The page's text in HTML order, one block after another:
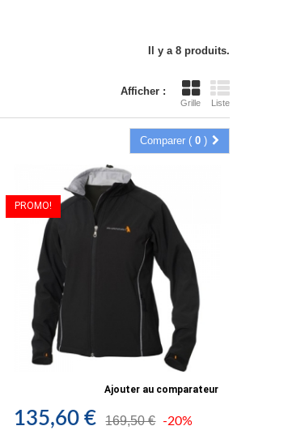
Il y a 8 produits.
Afficher :
Grille Liste
Comparer ( 0 )
PROMO!
Ajouter au comparateur
135,60 € 169,50 € -20%